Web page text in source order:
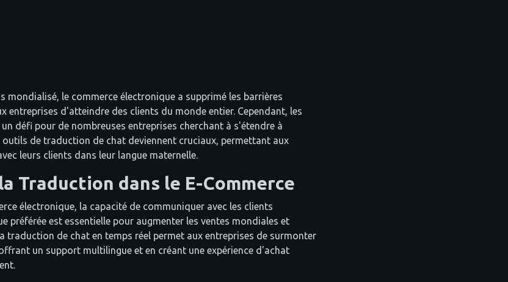
mondialisé, le commerce électronique a supprimé les barrières
entreprises d'atteindre des clients du monde entier. Cependant, les
défi pour de nombreuses entreprises cherchant à s'étendre à
de traduction de chat deviennent cruciaux, permettant aux
leurs clients dans leur langue maternelle.
Traduction dans le E-Commerce
électronique, la capacité de communiquer avec les clients
préférée est essentielle pour augmenter les ventes mondiales et
traduction de chat en temps réel permet aux entreprises de surmonter
un support multilingue et en créant une expérience d'achat